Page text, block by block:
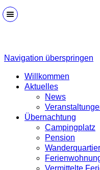
Navigation überspringen
Willkommen
Aktuelles
News
Übernachtung
Campingplatz
Pension
Wanderquartier
Vermittelte